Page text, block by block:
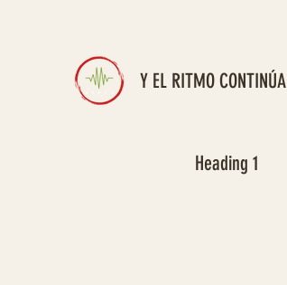
Y EL RITMO CONTINÚA
Heading 1